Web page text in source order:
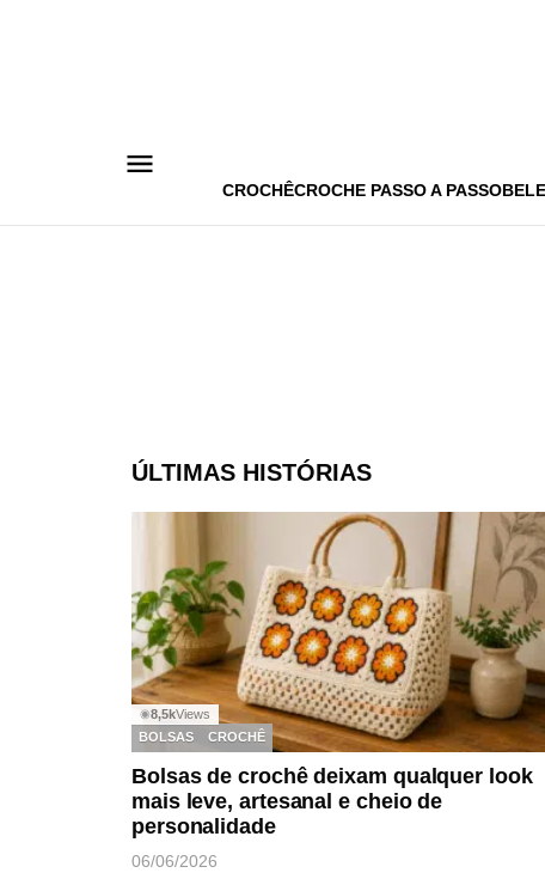
CROCHÊCROCHE PASSO A PASSO
ÚLTIMAS HISTÓRIAS
◉8,5kViews
BOLSAS
CROCHÊ
Bolsas de crochê deixam qualquer look
mais leve, artesanal e cheio de
personalidade
06/06/2026